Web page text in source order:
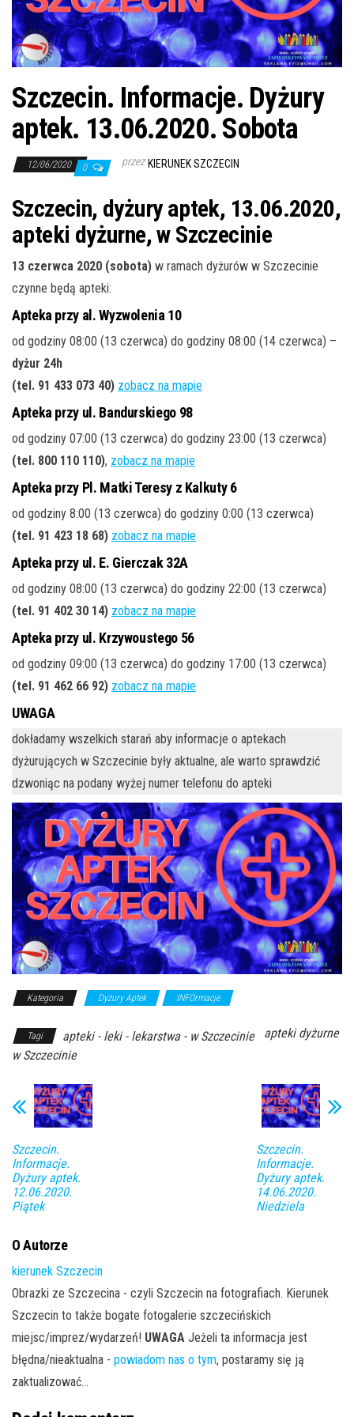
ę
Szczecin. Informacje. Dyżury
aptek. 13.06.2020. Sobota
12/06/2020 0 przez KIERUNEK SZCZECIN
Szczecin, dyżury aptek, 13.06.2020,
apteki dyżurne, w Szczecinie
13 czerwca 2020 (sobota) w ramach dyżurów w Szczecinie
czynne będą apteki:
Apteka przy al. Wyzwolenia 10
od godziny 08:00 (13 czerwca) do godziny 08:00 (14 czerwca) –
dyżur 24h
(tel. 91 433 073 40) zobacz na mapie
Apteka przy ul. Bandurskiego 98
od godziny 07:00 (13 czerwca) do godziny 23:00 (13 czerwca)
(tel. 800 110 110), zobacz na mapie
Apteka przy Pl. Matki Teresy z Kalkuty 6
od godziny 8:00 (13 czerwca) do godziny 0:00 (13 czerwca)
(tel. 91 423 18 68) zobacz na mapie
Apteka przy ul. E. Gierczak 32A
od godziny 08:00 (13 czerwca) do godziny 22:00 (13 czerwca)
(tel. 91 402 30 14) zobacz na mapie
Apteka przy ul. Krzywoustego 56
od godziny 09:00 (13 czerwca) do godziny 17:00 (13 czerwca)
(tel. 91 462 66 92) zobacz na mapie
UWAGA
dokładamy wszelkich starań aby informacje o aptekach
dyżurujących w Szczecinie były aktualne, ale warto sprawdzić
dzwoniąc na podany wyżej numer telefonu do apteki
Kategoria Dyżury Aptek INFOrmacje
Tagi apteki - leki - lekarstwa - w Szczecinie
apteki dyżurne
w Szczecinie
Szczecin.
Informacje.
Dyżury aptek.
12.06.2020.
Piątek
Szczecin.
Informacje.
Dyżury aptek.
14.06.2020.
Niedziela
O Autorze
kierunek Szczecin
Obrazki ze Szczecina - czyli Szczecin na fotografiach. Kierunek
Szczecin to także bogate fotogalerie szczecińskich
miejsc/imprez/wydarzeń! UWAGA Jeżeli ta informacja jest
błędna/nieaktualna - powiadom nas o tym, postaramy się ją
zaktualizować...